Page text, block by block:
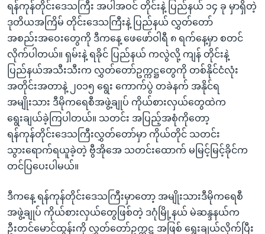
ရန်
နေရာ
သို့
ကျော်
ရန်
ရန်ကုန်တိုင်းဒေသကြီး အပါအဝင် တိုင်းနဲ့ ပြည်နယ် ၁၄ ခု မှာရှိတဲ့
ဒုတိယအကြိမ် တိုင်းဒေသကြီးနဲ့ ပြည်နယ် လွှတ်တော်
အစည်းအဝေးတွေကို ဒီကနေ့ ဖေဖော်ဝါရီ ၈ ရက်နေ့မှာ စတင်
လိုက်ပါတယ်။ ရှမ်းနဲ့ ရခိုင် ပြည်နယ် ကလွဲလို့ ကျန် တိုင်းနဲ့
ပြည်နယ်အသီးသီးက လွှတ်တော်ဥက္ကဋ္ဌတွေကို တစ်နိုင်ငံလုံး
အတိုင်းအတာနဲ့ ၂၀၁၅ ရွေး ကောက်ပွဲ တခဲနက် အနိုင်ရ
အမျိုးသား ဒီမိုကရေစီအဖွဲ့ချုပ် ကိုယ်စားလှယ်တွေထဲက
ရွေးချယ်ခဲ့ကြပါတယ်။ သတင်း အပြည့်အစုံကိုတော့
ရန်ကုန်တိုင်းဒေသကြီးလွှတ်တော်မှာ ကိုယ်တိုင် သတင်း
သွားရောက်ရယူခဲ့တဲ့ ဗွီအိုအေ သတင်းထောက် မမြင့်မြင့်ခိုင်က
တင်ပြပေးပါမယ်။
ဒီကနေ့ ရန်ကုန်တိုင်းဒေသကြီးမှာတော့ အမျိုးသားဒီမိုကရေစီ
အဖွဲ့ချုပ် ကိုယ်စားလှယ်တွေဖြစ်တဲ့ ဒဂုံမြို့နယ် မဲဆန္ဒနယ်က
ဦးတင်မောင်ထွန်းကို လွှတ်တော်ဥက္ကဋ္ဌ အဖြစ် ရွေးချယ်လိုက်ပြီး